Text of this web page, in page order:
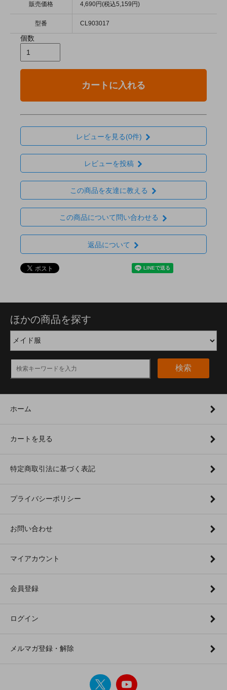
販売価格 4,690円(税込5,159円)
型番 CL903017
個数
カートに入れる
レビューを見る(0件)
レビューを投稿
この商品を友達に教える
この商品について問い合わせる
返品について
ほかの商品を探す
検索
ホーム
カートを見る
特定商取引法に基づく表記
プライバシーポリシー
お問い合わせ
マイアカウント
会員登録
ログイン
メルマガ登録・解除